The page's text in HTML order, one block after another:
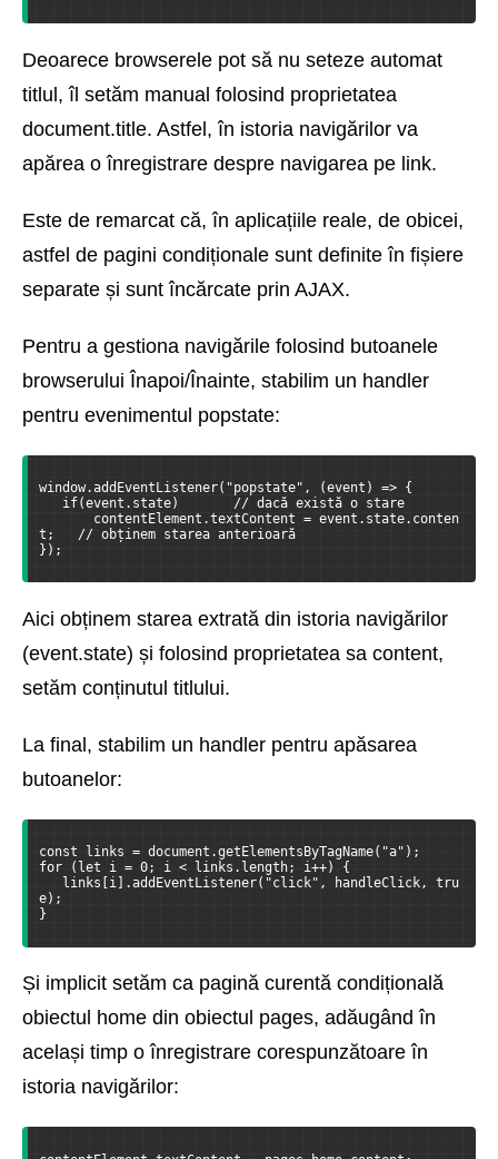
Deoarece browserele pot să nu seteze automat
titlul, îl setăm manual folosind proprietatea
document.title. Astfel, în istoria navigărilor va
apărea o înregistrare despre navigarea pe link.
Este de remarcat că, în aplicațiile reale, de obicei,
astfel de pagini condiționale sunt definite în fișiere
separate și sunt încărcate prin AJAX.
Pentru a gestiona navigările folosind butoanele
browserului Înapoi/Înainte, stabilim un handler
pentru evenimentul popstate:
window.addEventListener("popstate", (event) => {
if(event.state)       // dacă există o stare
contentElement.textContent = event.state.conten
t;   // obținem starea anterioară
});
Aici obținem starea extrată din istoria navigărilor
(event.state) și folosind proprietatea sa content,
setăm conținutul titlului.
La final, stabilim un handler pentru apăsarea
butoanelor:
const links = document.getElementsByTagName("a");
for (let i = 0; i < links.length; i++) {
links[i].addEventListener("click", handleClick, tru
e);
}
Și implicit setăm ca pagină curentă condițională
obiectul home din obiectul pages, adăugând în
același timp o înregistrare corespunzătoare în
istoria navigărilor: